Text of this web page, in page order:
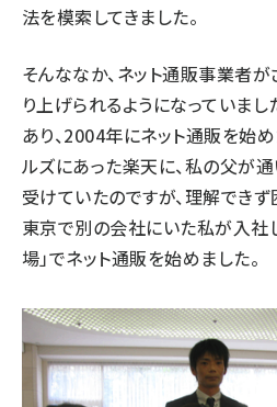
法を模索してきました。
そんななか、ネット通販事業者
り上げられるようになっていまし
あり、2004年にネット通販を始
ルズにあった楽天に、私の父が
受けていたのですが、理解できず
東京で別の会社にいた私が入社
場」でネット通販を始めました。